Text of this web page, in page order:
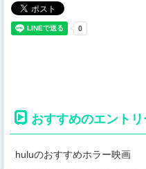
おすすめのエントリ
huluのおすすめホラー映画